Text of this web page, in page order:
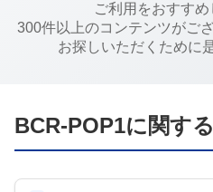
ご利用をおすすめ
300件以上のコンテンツがご
お探しいただくために
BCR-POP1に関す